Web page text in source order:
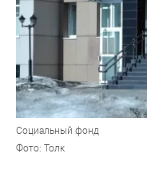
Социальный фонд
Фото: Толк